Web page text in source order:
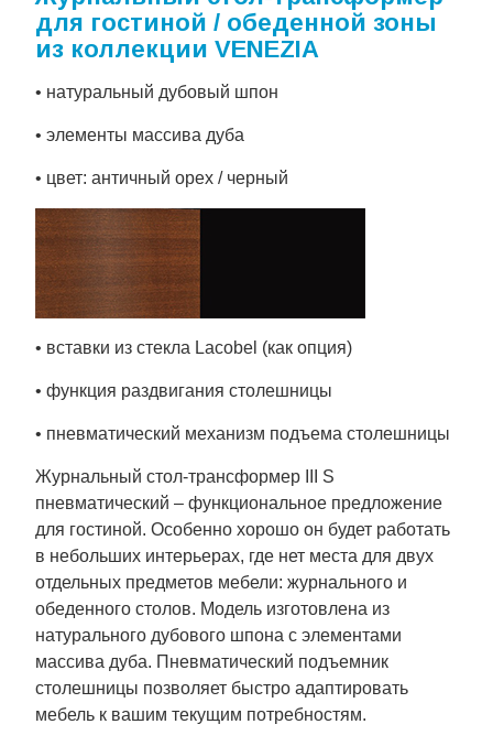
для гостиной / обеденной зоны
из коллекции VENEZIA
• натуральный дубовый шпон
• элементы массива дуба
• цвет: античный орех / черный
• вставки из стекла Lacobel (как опция)
• функция раздвигания столешницы
• пневматический механизм подъема столешницы
Журнальный стол-трансформер III S
пневматический – функциональное предложение
для гостиной. Особенно хорошо он будет работать
в небольших интерьерах, где нет места для двух
отдельных предметов мебели: журнального и
обеденного столов. Модель изготовлена из
натурального дубового шпона с элементами
массива дуба. Пневматический подъемник
столешницы позволяет быстро адаптировать
мебель к вашим текущим потребностям.